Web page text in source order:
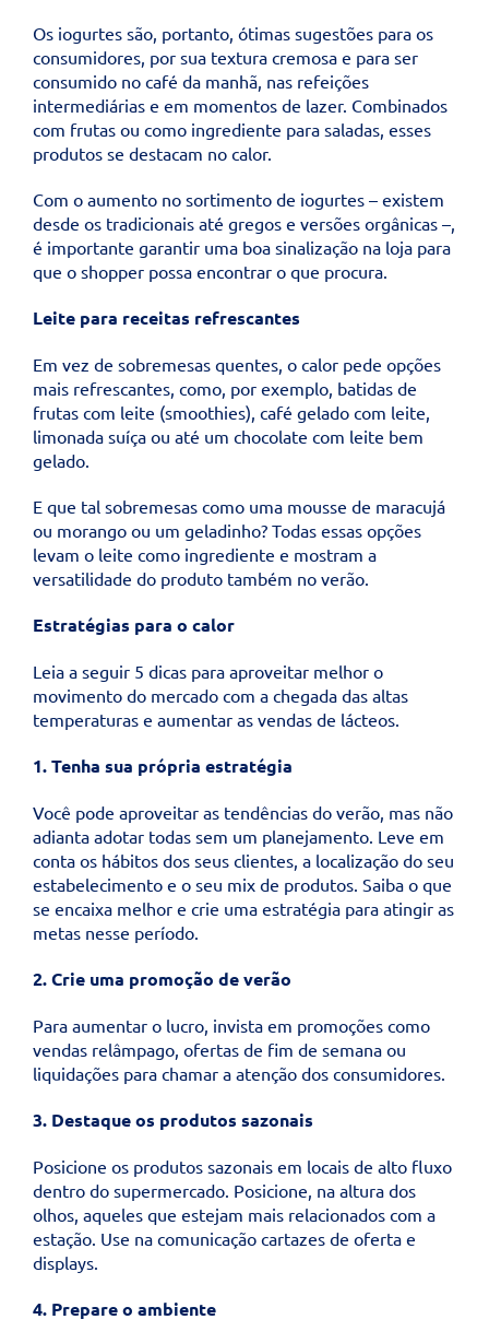
Os iogurtes são, portanto, ótimas sugestões para os
consumidores, por sua textura cremosa e para ser
consumido no café da manhã, nas refeições
intermediárias e em momentos de lazer. Combinados
com frutas ou como ingrediente para saladas, esses
produtos se destacam no calor.
Com o aumento no sortimento de iogurtes – existem
desde os tradicionais até gregos e versões orgânicas –,
é importante garantir uma boa sinalização na loja para
que o shopper possa encontrar o que procura.
Leite para receitas refrescantes
Em vez de sobremesas quentes, o calor pede opções
mais refrescantes, como, por exemplo, batidas de
frutas com leite (smoothies), café gelado com leite,
limonada suíça ou até um chocolate com leite bem
gelado.
E que tal sobremesas como uma mousse de maracujá
ou morango ou um geladinho? Todas essas opções
levam o leite como ingrediente e mostram a
versatilidade do produto também no verão.
Estratégias para o calor
Leia a seguir 5 dicas para aproveitar melhor o
movimento do mercado com a chegada das altas
temperaturas e aumentar as vendas de lácteos.
1. Tenha sua própria estratégia
Você pode aproveitar as tendências do verão, mas não
adianta adotar todas sem um planejamento. Leve em
conta os hábitos dos seus clientes, a localização do seu
estabelecimento e o seu mix de produtos. Saiba o que
se encaixa melhor e crie uma estratégia para atingir as
metas nesse período.
2. Crie uma promoção de verão
Para aumentar o lucro, invista em promoções como
vendas relâmpago, ofertas de fim de semana ou
liquidações para chamar a atenção dos consumidores.
3. Destaque os produtos sazonais
Posicione os produtos sazonais em locais de alto fluxo
dentro do supermercado. Posicione, na altura dos
olhos, aqueles que estejam mais relacionados com a
estação. Use na comunicação cartazes de oferta e
displays.
4. Prepare o ambiente